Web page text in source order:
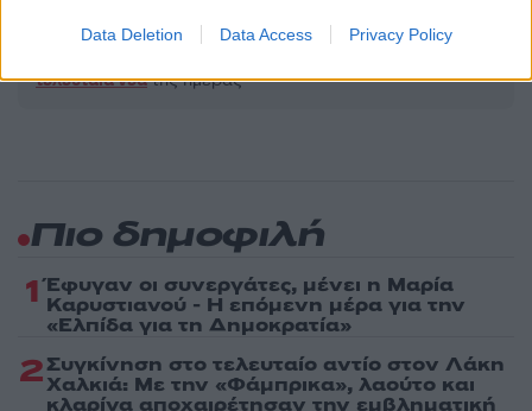
Data Deletion Data Access Privacy Policy
Ακολουθήστε το Νewsit.gr στοGoogle Newsκαι
τελευταία νέατης ημέρας
Πιο δημοφιλή
1 Έφυγαν οι συνεργάτες, μένει η Μαρία
Καρυστιανού - Η επόμενη μέρα για την
«Ελπίδα για τη Δημοκρατία»
2Συγκίνηση στο τελευταίο αντίο στον Λάκη
Χαλκιά: Με την «Φάμπρικα», λαούτο και
κλαρίνα αποχαιρέτησαν την εμβληματική